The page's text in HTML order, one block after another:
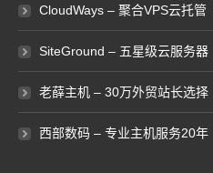
CloudWays – 聚合VPS云托管
SiteGround – 五星级云服务器
老薛主机 – 30万外贸站长选择
西部数码 – 专业主机服务20年